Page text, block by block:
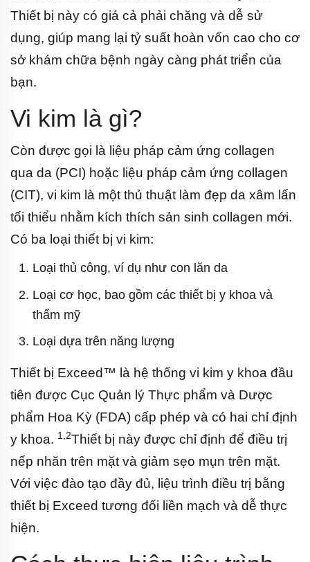
Thiết bị này có giá cả phải chăng và dễ sử
dụng, giúp mang lại tỷ suất hoàn vốn cao cho cơ
sở khám chữa bệnh ngày càng phát triển của
bạn.
Vi kim là gì?
Còn được gọi là liệu pháp cảm ứng collagen
qua da (PCI) hoặc liệu pháp cảm ứng collagen
(CIT), vi kim là một thủ thuật làm đẹp da xâm lấn
tối thiểu nhằm kích thích sản sinh collagen mới.
Có ba loại thiết bị vi kim:
Loại thủ công, ví dụ như con lăn da
Loại cơ học, bao gồm các thiết bị y khoa và
thẩm mỹ
Loại dựa trên năng lượng
Thiết bị Exceed™ là hệ thống vi kim y khoa đầu
tiên được Cục Quản lý Thực phẩm và Dược
phẩm Hoa Kỳ (FDA) cấp phép và có hai chỉ định
y khoa. 1,2Thiết bị này được chỉ định để điều trị
nếp nhăn trên mặt và giảm sẹo mụn trên mặt.
Với việc đào tạo đầy đủ, liệu trình điều trị bằng
thiết bị Exceed tương đối liền mạch và dễ thực
hiện.